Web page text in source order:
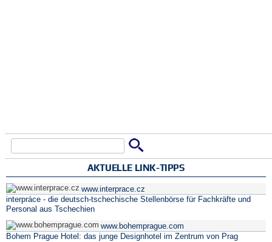
Suchformular
AKTUELLE LINK-TIPPS
www.interprace.cz
interpráce - die deutsch-tschechische Stellenbörse für Fachkräfte und
Personal aus Tschechien
www.bohemprague.com
Bohem Prague Hotel: das junge Designhotel im Zentrum von Prag